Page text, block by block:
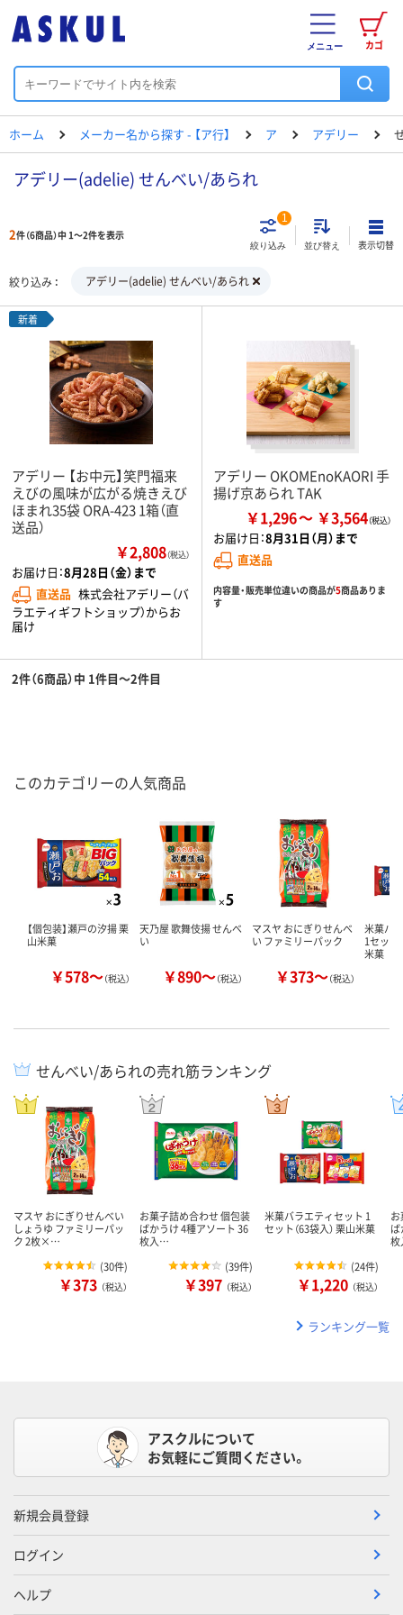
カゴ
メニュー
ホーム メーカー名から探す - 【ア行】 ア アデリー
アデリー(adelie) せんべい/あられ
2件（6商品）中 1～2件を表示
絞り込み
1
並び替え 表示切替
絞り込み アデリー(adelie) せんべい/あられ
新着
アデリー 【お中元】笑門福来
えびの風味が広がる焼きえび
ほまれ35袋 ORA-423 1箱（直
送品）
￥2,808（税込）
お届け日：8月28日（金）まで
直送品 株式会社アデリー（バ
ラエティギフトショップ）からお
届け
アデリー OKOMEnoKAORI 手
揚げ京あられ TAK
￥1,296 ￥3,564
お届け日：8月31日（月）まで
直送品
内容量・販売単位違いの商品が5商品ありま
す
2件（6商品）中 1件目～2件目
このカテゴリーの人気商品
【個包装】瀬戸の汐揚 栗
山米菓
￥578～（税込）
天乃屋 歌舞伎揚 せんべ
い
￥890～（税込）
マスヤ おにぎりせんべ
い ファミリーパック
￥373～（税込）
米菓バ
1セット
米菓
せんべい/あられの売れ筋ランキング
マスヤ おにぎりせんべい
しょうゆ ファミリーパッ
ク 2枚×…
(30件)
￥373 （税込）
お菓子詰め合わせ 個包装
ばかうけ 4種アソート 36
枚入…
(39件)
￥397 （税込）
米菓バラエティセット 1
セット（63袋入） 栗山米菓
(24件)
￥1,220 （税込）
ランキング一覧
アスクルについて
お気軽にご質問ください。
新規会員登録
ログイン
ヘルプ